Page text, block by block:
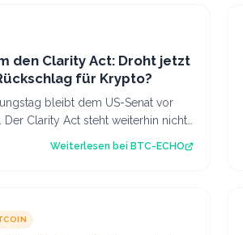
den Clarity Act: Droht jetzt
für Krypto?
bleibt dem US-Senat vor
Der Clarity Act steht weiterhin nicht
Weiterlesen bei BTC-ECHO